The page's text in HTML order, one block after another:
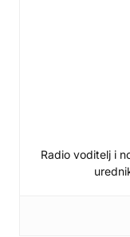
Radio voditelj i